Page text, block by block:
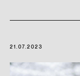
21.07.2023